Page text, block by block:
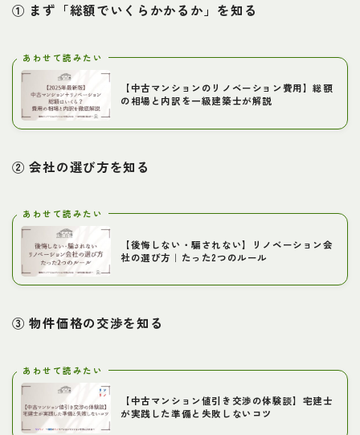
① まず「総額でいくらかかるか」を知る
あわせて読みたい
【中古マンションのリノベーション費用】総額
の相場と内訳を一級建築士が解説
② 会社の選び方を知る
あわせて読みたい
【後悔しない・騙されない】リノベーション会
社の選び方｜たった2つのルール
③ 物件価格の交渉を知る
あわせて読みたい
【中古マンション値引き交渉の体験談】宅建士
が実践した準備と失敗しないコツ